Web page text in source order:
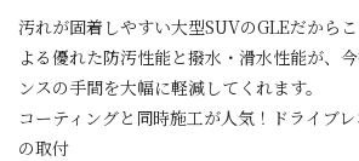
汚れが固着しやすい大型SUVのGLEだから
よる優れた防汚性能と撥水・滑水性能が、
ンスの手間を大幅に軽減してくれます。
コーティングと同時施工が人気！ドライブレ
の取付